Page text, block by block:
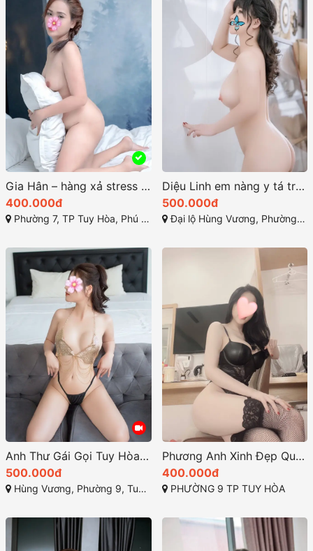
Gia Hân – hàng xả stress và thỏa mãn mong muốn
400.000đ
Phường 7, TP Tuy Hòa, Phú Yên
Diệu Linh em nàng y tá trường y dược tuy hòa V-line thanh tú
500.000đ
Đại lộ Hùng Vương, Phường 9 - TP Tuy Hòa - Phú Yên
Anh Thư Gái Gọi Tuy Hòa 1k9 Gái Xinh Quyến Rũ Body Cực Đẹp
500.000đ
Hùng Vương, Phường 9, Tuy Hòa, Phú Yên
Phương Anh Xinh Đẹp Quyến Rũ – Body Gợi Tình – Làm Tình Cực Chất
400.000đ
PHƯỜNG 9 TP TUY HÒA